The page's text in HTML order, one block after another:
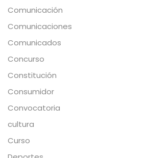
Comunicación
Comunicaciones
Comunicados
Concurso
Constitución
Consumidor
Convocatoria
cultura
Curso